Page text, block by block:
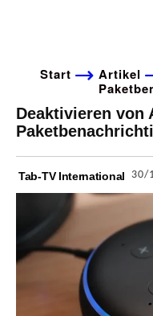
Start Artikel
Deaktivieren von
Tab-TV International 30/